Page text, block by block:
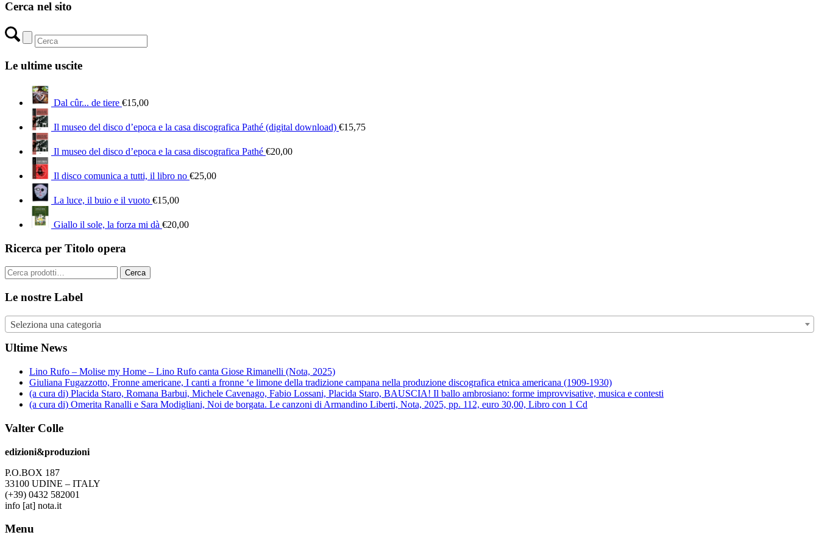
Cerca nel sito
Le ultime uscite
Dal cûr... de tiere €15,00
Il museo del disco d’epoca e la casa discografica Pathé (digital download) €15,75
Il museo del disco d’epoca e la casa discografica Pathé €20,00
Il disco comunica a tutti, il libro no €25,00
La luce, il buio e il vuoto €15,00
Giallo il sole, la forza mi dà €20,00
Ricerca per Titolo opera
Cerca: Cerca
Le nostre Label
Seleziona una categoria
Ultime News
Lino Rufo – Molise my Home – Lino Rufo canta Giose Rimanelli (Nota, 2025)
Giuliana Fugazzotto, Fronne americane, I canti a fronne ‘e limone della tradizione campana nella produzione discografica etnica americana (1909-1930)
(a cura di) Placida Staro, Romana Barbui, Michele Cavenago, Fabio Lossani, Placida Staro, BAUSCIA! Il ballo ambrosiano: forme improvvisative, musica e contesti
(a cura di) Omerita Ranalli e Sara Modigliani, Noi de borgata. Le canzoni di Armandino Liberti, Nota, 2025, pp. 112, euro 30,00, Libro con 1 Cd
Valter Colle
edizioni&produzioni
P.O.BOX 187
33100 UDINE – ITALY
(+39) 0432 582001
info [at] nota.it
Menu